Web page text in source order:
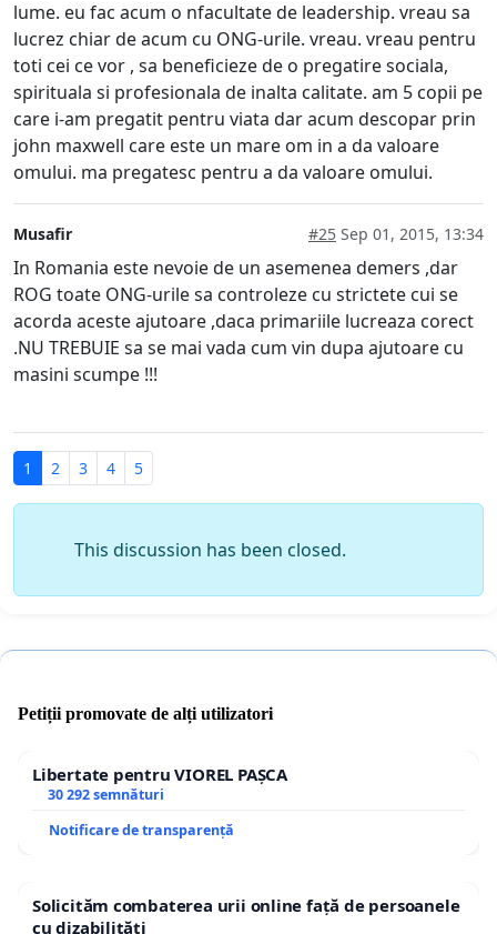
lume. eu fac acum o nfacultate de leadership. vreau sa
lucrez chiar de acum cu ONG-urile. vreau. vreau pentru
toti cei ce vor , sa beneficieze de o pregatire sociala,
spirituala si profesionala de inalta calitate. am 5 copii pe
care i-am pregatit pentru viata dar acum descopar prin
john maxwell care este un mare om in a da valoare
omului. ma pregatesc pentru a da valoare omului.
Musafir #25 Sep 01, 2015, 13:34
In Romania este nevoie de un asemenea demers ,dar
ROG toate ONG-urile sa controleze cu strictete cui se
acorda aceste ajutoare ,daca primariile lucreaza corect
.NU TREBUIE sa se mai vada cum vin dupa ajutoare cu
masini scumpe !!!
1 2 3 4 5
This discussion has been closed.
Petiții promovate de alți utilizatori
Libertate pentru VIOREL PAȘCA
30 292 semnături
Notificare de transparență
Solicităm combaterea urii online față de persoanele
cu dizabilități